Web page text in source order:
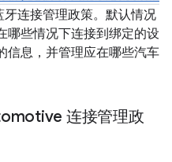
牙连接管理政策。默认情况
哪些情况下连接到绑定的设
信息，并管理应在哪些汽车
连接管理政